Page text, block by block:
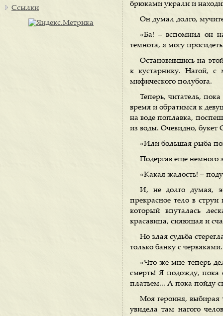
брюками украли и
Он думал долго,
«Ба! – вспомнил он
темнота, я могу
Остановившись на
к кустарнику. Нагой, с
мифического полубога.
Теперь, читатель,
время и обратимся к
на воде поплавка,
из воды. Очевидно, букет
«Или большая рыба
Подергав еще немного
«Какая жалость! –
И, не долго думая,
прекрасное тело в
который впуталась
красавица, сияющая и
Но злая судьба
только банку с червяками.
«Что же мне теперь
смерть! Я подожду, пока
платьем... А пока пойду
Моя героиня, выбирая
увидела там нагого
Ссылки